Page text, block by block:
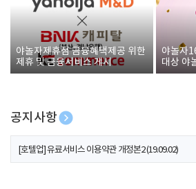
야놀자제휴점 금융혜택제공 위한
제휴 및 금융서비스 게시
야놀자
대상 야
폰 증정
공지사항
[호텔업] 개인정보 처리방침 개정본1 (19.09.02)
[호텔업] 유료서비스 이용약관 개정본2 (19.09.02)